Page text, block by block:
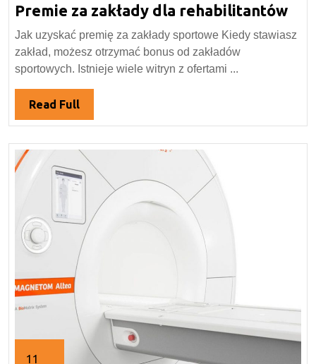
marca
Premie za zakłady dla rehabilitantów
za
Jak uzyskać premię za zakłady sportowe Kiedy stawiasz
zakład, możesz otrzymać bonus od zakładów
sportowych. Istnieje wiele witryn z ofertami ...
Read FullRead
Full
11